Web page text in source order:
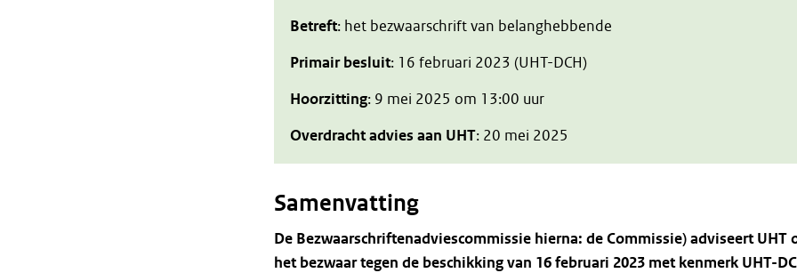
Betreft: het bezwaarschrift van belanghebbende
Primair besluit: 16 februari 2023 (UHT-DCH)
Hoorzitting: 9 mei 2025 om 13:00 uur
Overdracht advies aan UHT: 20 mei 2025
Samenvatting
De Bezwaarschriftenadviescommissie hierna: deCommissie)adviseert UHT
het bezwaartegen de beschikkingvan 16februari 2023 met kenmerk UHT-